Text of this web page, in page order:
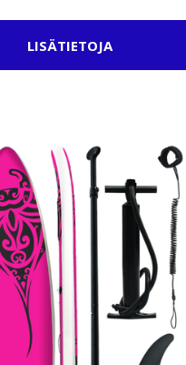
LISÄTIETOJA